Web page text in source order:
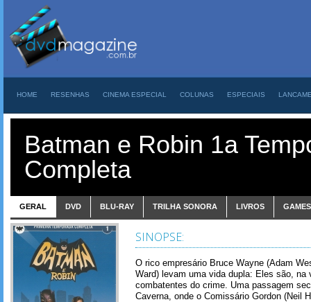
HOME RESENHAS CINEMA ESPECIAL COLUNAS ESPECIAIS
Batman e Robin 1a
Completa
GERAL DVD BLU-RAY TRILHA SONORA LIVROS GAMES
SINOPSE:
O rico empresário Bruce Wayne (Adam
Ward) levam uma vida dupla: Eles são, na
combatentes do crime. Uma passagem
Caverna, onde o Comissário Gordon (Neil